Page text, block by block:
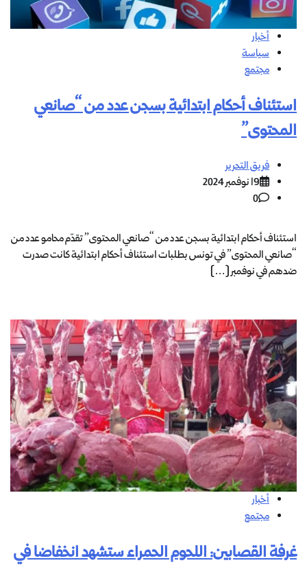
أخبار
سياسة
مجتمع
استئناف أحكام ابتدائية بسجن عدد من “صانعي
المحتوى”
فريق التحرير
19 نوفمبر 2024
0
استئناف أحكام ابتدائية بسجن عدد من “صانعي المحتوى” تقدّم محامو عدد من
“صانعي المحتوى” في تونس بطلبات استئناف أحكام ابتدائية كانت صدرت
ضدهم في نوفمبر […]
أخبار
مجتمع
غرفة القصابين: اللحوم الحمراء ستشهد انخفاضا في